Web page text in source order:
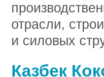
отрасли,
и силовых
Казбек